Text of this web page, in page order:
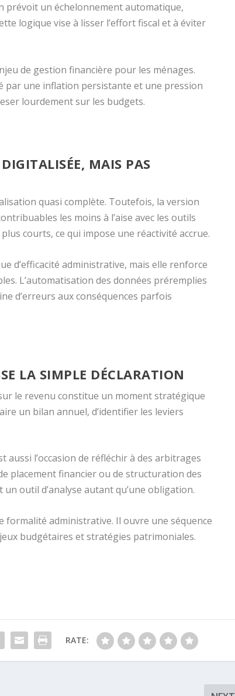
prévoit un échelonnement automatique,
logique vise à lisser l’effort fiscal et à éviter
de gestion financière pour les ménages.
par une inflation persistante et une pression
lourdement sur les budgets.
MAIS PAS
quasi complète. Toutefois, la version
les moins à l’aise avec les outils
courts, ce qui impose une réactivité accrue.
d’efficacité administrative, mais elle renforce
L’automatisation des données préremplies
d’erreurs aux conséquences parfois
LA SIMPLE DÉCLARATION
le revenu constitue un moment stratégique
un bilan annuel, d’identifier les leviers
l’occasion de réfléchir à des arbitrages
placement financier ou de structuration des
outil d’analyse autant qu’une obligation.
formalité administrative. Il ouvre une séquence
budgétaires et stratégies patrimoniales.
RATE: